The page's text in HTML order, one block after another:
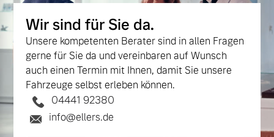
Wir sind für Sie da.
Unsere kompetenten Berater sind in allen Fragen
gerne für Sie da und vereinbaren auf Wunsch
auch einen Termin mit Ihnen, damit Sie unsere
Fahrzeuge selbst erleben können.
04441 92380
info@ellers.de